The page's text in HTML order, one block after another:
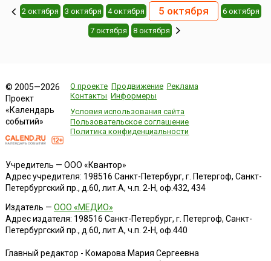
2 октября 3 октября 4 октября 5 октября 6 октября
7 октября 8 октября
© 2005—2026
Проект
«Календарь
событий»
О проекте Продвижение Реклама
Контакты Информеры
Условия использования сайта
Пользовательское соглашение
Политика конфиденциальности
Учредитель — ООО «Квантор»
Адрес учредителя: 198516 Санкт-Петербург, г. Петергоф, Санкт-
Петербургский пр., д.60, лит.А, ч.п. 2-Н, оф.432, 434
Издатель — ООО «МЕДИО»
Адрес издателя: 198516 Санкт-Петербург, г. Петергоф, Санкт-
Петербургский пр., д.60, лит.А, ч.п. 2-Н, оф.440
Главный редактор - Комарова Мария Сергеевна